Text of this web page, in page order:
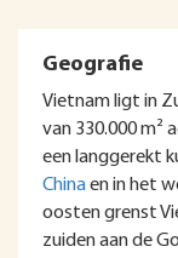
Geografie
Vietnam ligt in
van 330.000 m²
een langgerekt
Chinaen in het
oosten grenst
zuiden aan de